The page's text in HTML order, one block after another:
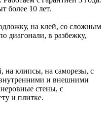
более 10 лет.
на клей, со сложным
диагонали, в разбежку,
клипсы, на саморезы, с
внутренними и внешними
стены, с
и плитке.